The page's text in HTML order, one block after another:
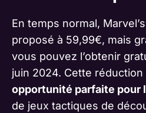
En temps normal,
proposé à 59,99€, mais
vous pouvez l’obtenir
juin 2024. Cette
opportunité parfaite pour
de jeux tactiques de